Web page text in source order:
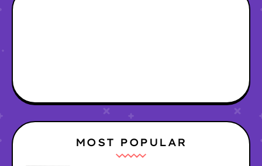
MOST POPULAR